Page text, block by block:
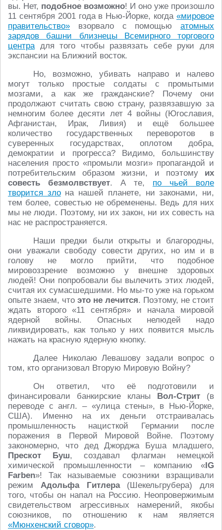
вы. Нет, подобное возможно! И оно уже произошло
11 сентября 2001 года в Нью-Йорке, когда «мировое
правительство» взорвало с помощью атомных
зарядов башни близнецы Всемирного торгового
центрадля того чтобы развязать себе руки для
экспансии на Ближний восток.
Но, возможно, убивать направо и налево
могут только простые солдаты с промытыми
мозгами, а как же гражданские? Почему они
продолжают считать свою страну, развязавшую за
немногим более десяти лет 4 войны (Югославия,
Афганистан, Ирак, Ливия) и ещё большее
количество государственных переворотов в
суверенных государствах, оплотом добра,
демократии и прогресса? Видимо, большинству
населения просто «промыли мозги» пропагандой и
потребительским образом жизни, и поэтому их
совесть безмолвствует. А те, по чьей воле
творится злона нашей планете, ни законами, ни,
тем более, совестью не обременены. Ведь для них
мы не люди. Поэтому, ни их закон, ни их совесть на
нас не распространяется.
Наши предки были открыты и благородны,
они уважали свободу совести других, но им и в
голову не могло прийти, что подобное
мировоззрение возможно у внешне здоровых
людей! Они попробовали бы вылечить этих людей,
считая их сумасшедшими. Но мы-то уже на горьком
опыте знаем, что это не лечится. Поэтому, не стоит
ждать второго «11 сентября» и начала мировой
ядерной войны. Опасных нелюдей надо
ликвидировать, как только у них появится мысль
нажать на красную ядерную кнопку.
Далее Николаю Левашову задали вопрос о
том, кто организовал Вторую Мировую Войну?
Он ответил, что её подготовили и
финансировали банкирские кланы Вол-Стрит (в
переводе с англ. – «улица стены», в Нью-Йорке,
США). Именно на их деньги отстраивалась
промышленность нацисткой Германии после
поражения в Первой Мировой Войне. Поэтому
закономерно, что дед Джорджа Буша младшего,
Прескот Буш, создавал флагман немецкой
химической промышленности – компанию «IG
Farben»! Так называемые союзники взращивали
режим Адольфа Гитлера(Шекельгрубера) для
того, чтобы он напал на Россию. Неопровержимым
свидетельством агрессивных намерений, якобы
союзников, по отношению к нам является
«Мюнхенский сговор».